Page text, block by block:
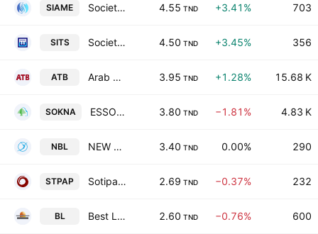
SIAME Societe Industrielle d'Appareillage et de Materiels Electriques SA 4.55 TND +3.41% 703
SITS Societe Immobiliere Tuniso-Seoudienne SA 4.50 TND +3.45% 356
ATB Arab Tunisian Bank SA 3.95 TND +1.28% 15.68 K
SOKNA ESSOUKNA Societe Anonyme 3.80 TND −1.81% 4.83 K
NBL NEW BODY LINE 3.40 TND 0.00% 290
STPAP Sotipapier SA 2.69 TND −0.37% 232
BL Best Lease 2.60 TND −0.76% 600